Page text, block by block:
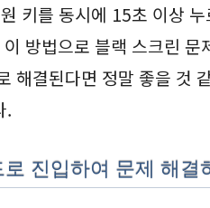
키를 동시에 15초 이상
방법으로 블랙 스크린
해결된다면 정말 좋을 것
.
로 진입하여 문제 해결